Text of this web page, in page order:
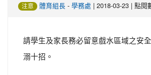
注意 體育組長 - 學務處 | 2018-03-23 | 點閱
請學生及家長務必留意戲水區域之安
溺十招。